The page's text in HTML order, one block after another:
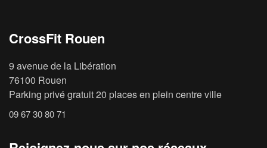
CrossFit Rouen
9 avenue de la Libération
76100 Rouen
Parking privé gratuit 20 places en plein centre ville
09 67 30 80 71